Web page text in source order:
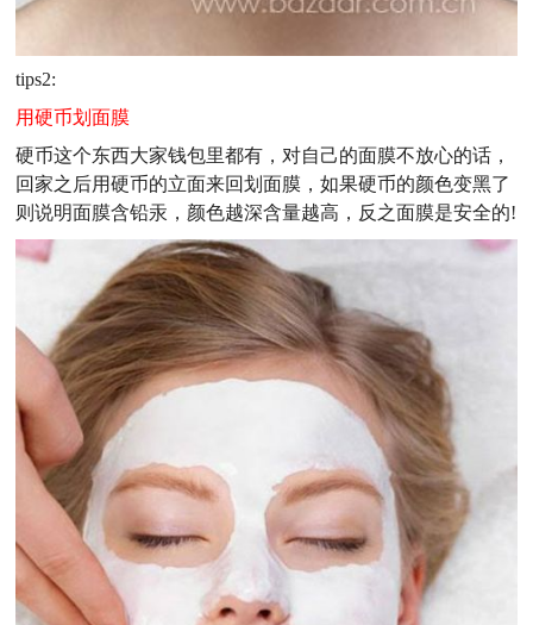
tips2:
用硬币划面膜
硬币这个东西大家钱包里都有，对自己的面膜不放心的话，
回家之后用硬币的立面来回划面膜，如果硬币的颜色变黑了
则说明面膜含铅汞，颜色越深含量越高，反之面膜是安全的!